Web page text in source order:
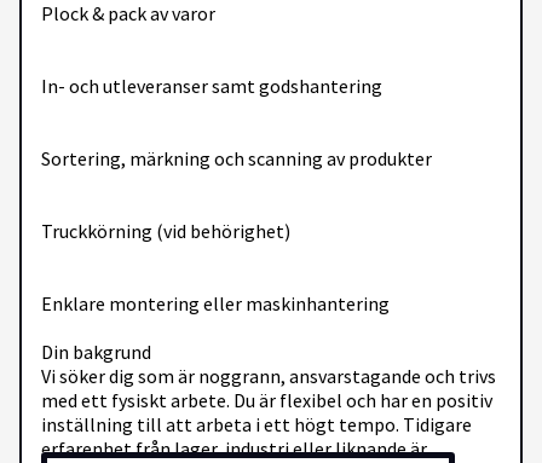
Plock & pack av varor
In- och utleveranser samt godshantering
Sortering, märkning och scanning av produkter
Truckkörning (vid behörighet)
Enklare montering eller maskinhantering
Din bakgrund
Vi söker dig som är noggrann, ansvarstagande och trivs
med ett fysiskt arbete. Du är flexibel och har en positiv
inställning till att arbeta i ett högt tempo. Tidigare
erfarenhet från lager, industri eller liknande är